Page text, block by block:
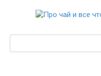
Поиск: